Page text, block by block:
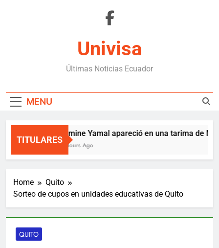
Univisa
Últimas Noticias Ecuador
MENU
TITULARES
Lamine Yamal apareció en una tarima de
9 Hours Ago
Home
Quito
Sorteo de cupos en unidades educativas de Quito
QUITO